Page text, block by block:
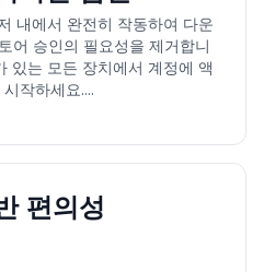
내에서 완전히 작동하여 다운
어 승인의 필요성을 제거합니
있는 모든 장치에서 계정에 액
작하세요....
편의성